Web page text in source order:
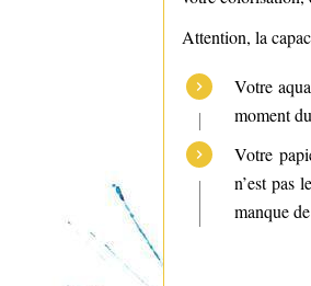
Attention, la
Votre
moment
Votre
n’est pas
manque